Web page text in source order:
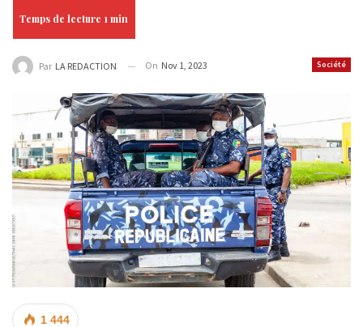
Société
Par LA REDACTION On Nov 1, 2023
1 444